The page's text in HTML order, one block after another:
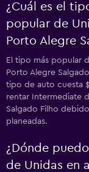
¿Cuál es el
popular de
Porto Alegre
El tipo más popular
Porto Alegre
tipo de auto cuesta
rentar Intermediate
Salgado Filho
planeadas.
¿Dónde
de Unidas en